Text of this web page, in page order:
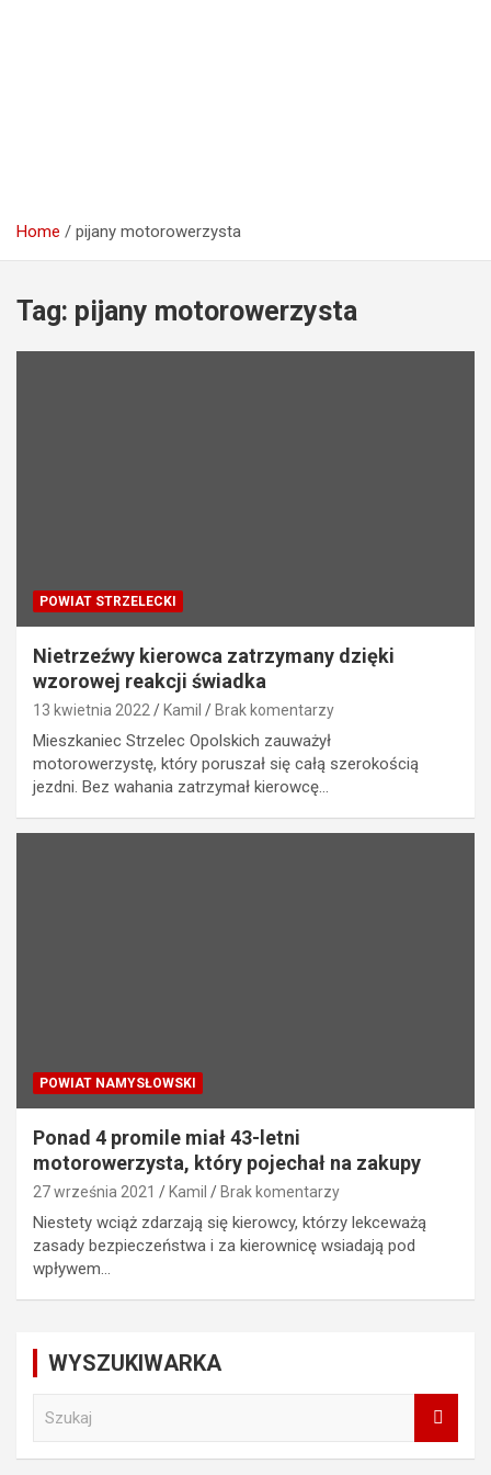
Home pijany motorowerzysta
Tag: pijany motorowerzysta
POWIAT STRZELECKI
Nietrzeźwy kierowca zatrzymany dzięki
wzorowej reakcji świadka
13 kwietnia 2022 Kamil Brak komentarzy
Mieszkaniec Strzelec Opolskich zauważył
motorowerzystę, który poruszał się całą szerokością
jezdni. Bez wahania zatrzymał kierowcę…
POWIAT NAMYSŁOWSKI
Ponad 4 promile miał 43-letni
motorowerzysta, który pojechał na zakupy
27 września 2021 Kamil Brak komentarzy
Niestety wciąż zdarzają się kierowcy, którzy lekceważą
zasady bezpieczeństwa i za kierownicę wsiadają pod
wpływem…
WYSZUKIWARKA